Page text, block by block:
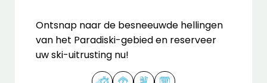
Ontsnap naar de besneeuwde hellingen
van het Paradiski-gebied en reserveer
uw ski-uitrusting nu!